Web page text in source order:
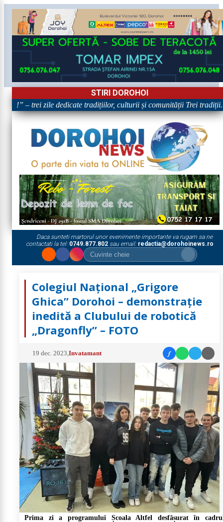
STIRI DOROHOI
– trei zile dedicate tradițiilor, culturii și comunității Trei tradiții.
Daca sunteti martorul unor evenimente importante va rugam sa ne
contactati la tel: 0749.877.802sau email: redactia@dorohoinews.ro
Colegiul Național „Grigore
Ghica” Dorohoi – demonstrație
inedită a Clubului de robotică
„Dragonfly” – FOTO
19 dec. 2023 ,Invatamant f
Prima zi a programului Școala Altfel desfășurat în